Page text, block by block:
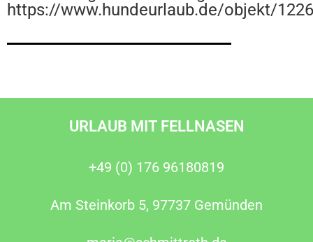
https://www.hundeurlaub.de/objekt/
URLAUB MIT FELLNASEN
+49 (0) 176 96180819
Am Steinkorb 5, 97737 Gemünden